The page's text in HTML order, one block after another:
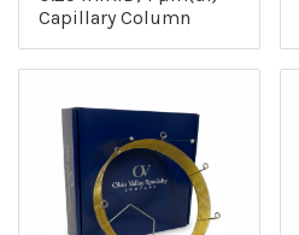
Capillary Column